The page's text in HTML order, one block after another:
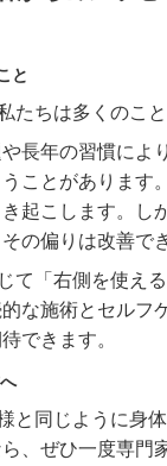
と
たちは多くのこと
長年の習慣によ
ことがあります
起こします。し
の偏りは改善で
て「右側を使え
な施術とセルフ
できます。
と同じように身
、ぜひ一度専門